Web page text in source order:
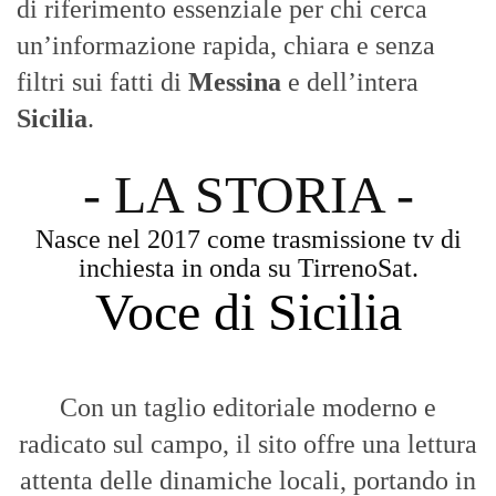
di riferimento essenziale per chi cerca
un’informazione rapida, chiara e senza
filtri sui fatti di Messina e dell’intera
Sicilia.
- LA STORIA -
Nasce nel 2017 come trasmissione tv di
inchiesta in onda su TirrenoSat.
Voce di Sicilia
Con un taglio editoriale moderno e
radicato sul campo, il sito offre una lettura
attenta delle dinamiche locali, portando in